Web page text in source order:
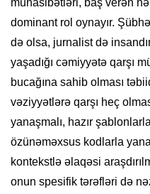
dominant rol oynayır.
də olsa, jurnalist də
yaşadığı cəmiyyətə qarşı
bucağına sahib olması
vəziyyətlərə qarşı heç
yanaşmalı, hazır
özünəməxsus kodlarla
kontekstlə əlaqəsi
onun spesifik tərəfləri də